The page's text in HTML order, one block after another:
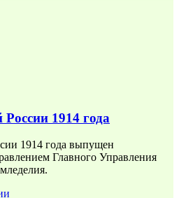
1914 года
1914 года выпущен
Главного Управления